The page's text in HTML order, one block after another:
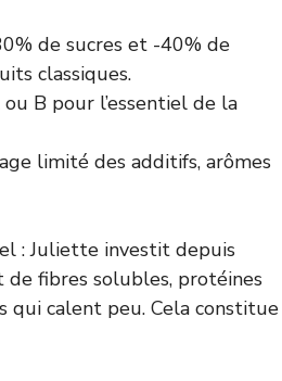
de sucres et -40% de
classiques.
B pour l’essentiel de la
limité des additifs, arômes
: Juliette investit depuis
de fibres solubles, protéines
calent peu. Cela constitue